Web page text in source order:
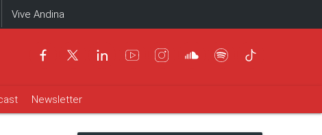
Vive Andina
Newsletter